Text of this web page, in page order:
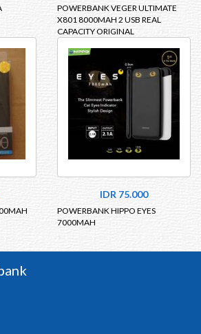
POWERBANK VEGER ULTIMATE
X801 8000MAH 2 USB REAL
CAPACITY ORIGINAL
IDR 75.000
POWERBANK HIPPO EYES
7000MAH